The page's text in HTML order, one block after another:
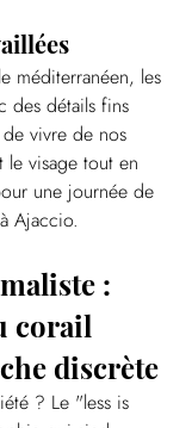
méditerranéen, les
des détails fins
vivre de nos
le visage tout en
une journée de
Ajaccio.
:
corail
discrète
? Le "less is